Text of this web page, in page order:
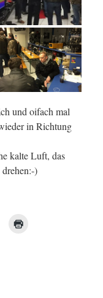
und oifach mal
in Richtung
kalte Luft, das
)